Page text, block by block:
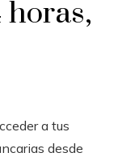
horas,
a tus
desde